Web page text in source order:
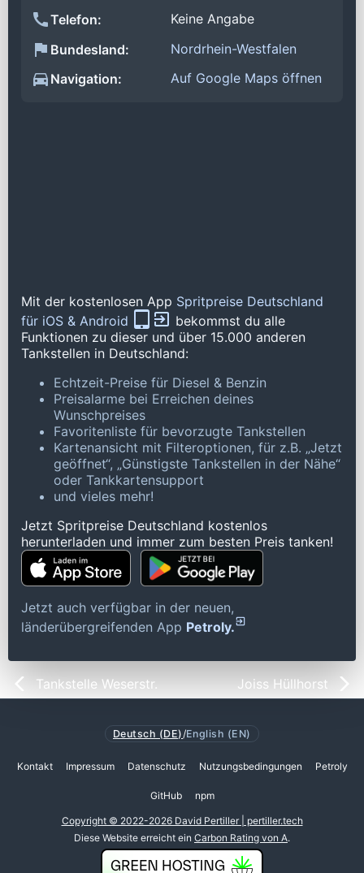
Telefon:
Keine Angabe
Bundesland:
Nordrhein-Westfalen
Navigation:
Auf Google Maps öffnen
Mit der kostenlosen App Spritpreise Deutschland
für iOS & Android
bekommst du alle
Funktionen zu dieser und über 15.000 anderen
Tankstellen in Deutschland:
Echtzeit-Preise für Diesel & Benzin
Preisalarme bei Erreichen deines
Wunschpreises
Favoritenliste für bevorzugte Tankstellen
Kartenansicht mit Filteroptionen, für z.B. „Jetzt
geöffnet“, „Günstigste Tankstellen in der Nähe“
oder Tankkartensupport
und vieles mehr!
Jetzt Spritpreise Deutschland kostenlos
herunterladen und immer zum besten Preis tanken!
Jetzt auch verfügbar in der neuen,
länderübergreifenden App Petroly.
Tankstelle Weserstr. Joiss Hüllhorst
Deutsch (DE) /English (EN)
Kontakt Impressum Datenschutz Nutzungsbedingungen Petroly
GitHub npm
Copyright © 2022-2026 David Pertiller | pertiller.tech
Diese Website erreicht ein Carbon Rating von A.